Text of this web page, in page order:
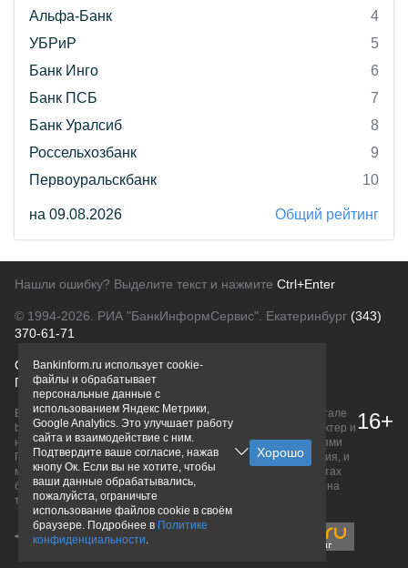
Альфа-Банк
4
УБРиР
5
Банк Инго
6
Банк ПСБ
7
Банк Уралсиб
8
Россельхозбанк
9
Первоуральскбанк
10
на 09.08.2026 Общий рейтинг
Нашли ошибку? Выделите текст и нажмите Ctrl+Enter
© 1994-2026. РИА "БанкИнформСервис". Екатеринбург (343)
370-61-71
О проектеПолитика конфиденциальности
Правовая информацияДля рекламодателей
Вся информация о продуктах банков, размещенная на портале
bankinform.ru, носит исключительно ознакомительный характер и
не является публичной офертой, определяемой положениями
ГК РФ. Информация не содержит точного и полного описания, и
может быть изменена. Конечные условия уточняйте на сайтах
банков или при личном обращении. Исключительное право на
товарные знаки принадлежит их правообладателям.
16+
Bankinform.ru использует cookie-
файлы и обрабатывает
персональные данные с
использованием Яндекс Метрики,
Google Analytics. Это улучшает работу
сайта и взаимодействие с ним.
Подтвердите ваше согласие, нажав
кнопу Ок. Если вы не хотите, чтобы
ваши данные обрабатывались,
пожалуйста, ограничьте
использование файлов cookie в своём
браузере. Подробнее в Политике
конфиденциальности.